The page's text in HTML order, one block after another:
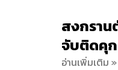
สงกราน
จับติดคุก
อ่านเพิ่มเติม »